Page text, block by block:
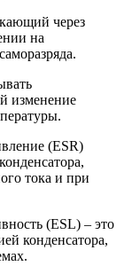
через
на
изменение
(ESR)
тока и при
(ESL) – это
конденсатора,